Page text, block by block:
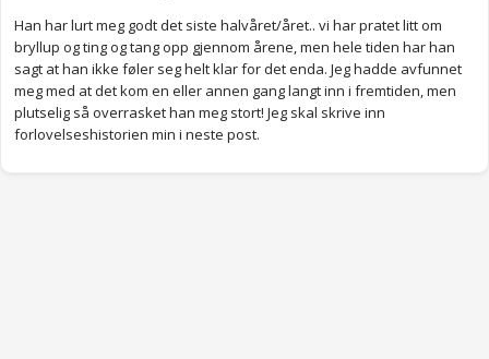
Han har lurt meg godt det siste halvåret/året.. vi har pratet litt om
bryllup og ting og tang opp gjennom årene, men hele tiden har han
sagt at han ikke føler seg helt klar for det enda. Jeg hadde avfunnet
meg med at det kom en eller annen gang langt inn i fremtiden, men
plutselig så overrasket han meg stort! Jeg skal skrive inn
forlovelseshistorien min i neste post.